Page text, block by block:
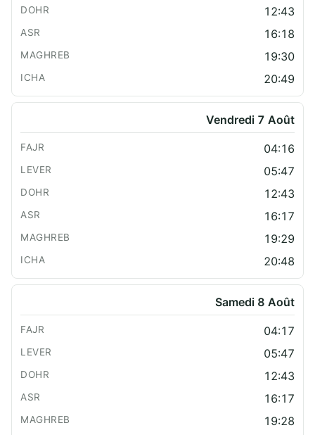
12:43
16:18
19:30
20:49
Vendredi 7 Août
04:16
05:47
12:43
16:17
19:29
20:48
Samedi 8 Août
04:17
05:47
12:43
16:17
19:28